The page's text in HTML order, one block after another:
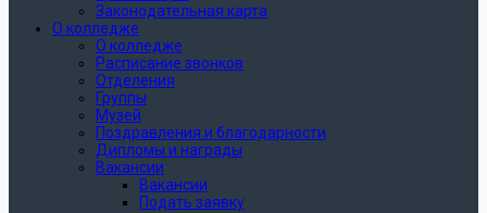
Законодательная карта
О колледже
О колледже
Расписание звонков
Отделения
Группы
Музей
Поздравления и благодарности
Дипломы и награды
Вакансии
Вакансии
Подать заявку